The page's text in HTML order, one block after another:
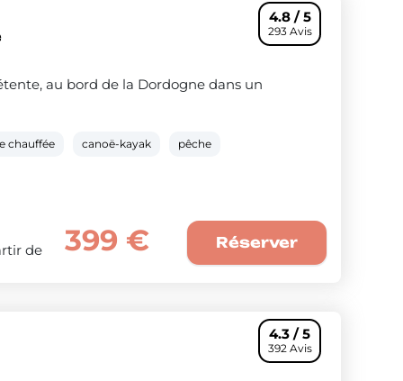
4.8 / 5
293 Avis
au bord de la Dordogne dans un
chauffée canoë-kayak pêche
de 399 € Réserver
4.3 / 5
392 Avis